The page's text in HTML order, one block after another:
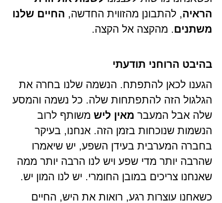
הראיה, להתבונן מהזווית החדשה, החיים שלנו
משתנים. מהקצה אל הקצה.
בהיבט הרוחני תודעתי
הגענו לכאן להתפתח. הנשמה שלנו בחרה את
הגלגול הזה להתפתחות שלה. כל נשמה והמסע
שלה אבל המעבר מאין ליש משותף לרוב
הנשמות שנוכחות בזמן הזה. אנחנו, בעיקר
בחברה המערבית בעידן השפע, יש שיאמרו
שהרבה יותר מדי שפע ויש לנו הרבה יותר ממה
שאנחנו צריכים במובן החומרי. יש לנו המון יש.
כשאחנו עוצרות רגע, רואות את היש, החיים